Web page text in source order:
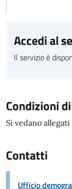
Accedi al
Il servizio è
Condizioni
Si vedano allegati
Contatti
Ufficio